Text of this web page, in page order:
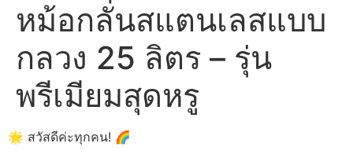
หม้อกลั่นสแตนเลสแบบ
กลวง 25 ลิตร – รุ่น
พรีเมียมสุดหรู
🌟 สวัสดีค่ะทุกคน! 🌈